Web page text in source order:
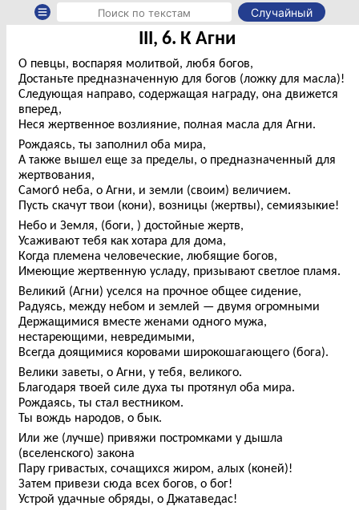
Случайный
III, 6. К Агни
О певцы, воспаряя молитвой, любя богов,
Достаньте предназначенную для богов (ложку для масла)!
Следующая направо, содержащая награду, она движется
вперед,
Неся жертвенное возлияние, полная масла для Агни.
Рождаясь, ты заполнил оба мира,
А также вышел еще за пределы, о предназначенный для
жертвования,
Самого́ неба, о Агни, и земли (своим) величием.
Пусть скачут твои (кони), возницы (жертвы), семиязыкие!
Небо и Земля, (боги, ) достойные жертв,
Усаживают тебя как хотара для дома,
Когда племена человеческие, любящие богов,
Имеющие жертвенную усладу, призывают светлое пламя.
Великий (Агни) уселся на прочное общее сидение,
Радуясь, между небом и землей — двумя огромными
Держащимися вместе женами одного мужа,
нестареющими, невредимыми,
Всегда доящимися коровами широкошагающего (бога).
Велики заветы, о Агни, у тебя, великого.
Благодаря твоей силе духа ты протянул оба мира.
Рождаясь, ты стал вестником.
Ты вождь народов, о бык.
Или же (лучше) привяжи постромками у дышла
(вселенского) закона
Пару гривастых, сочащихся жиром, алых (коней)!
Затем привези сюда всех богов, о бог!
Устрой удачные обряды, о Джатаведас!